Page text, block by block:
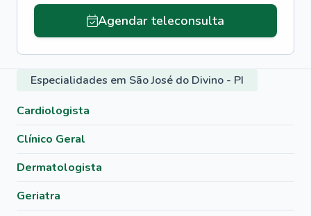
Agendar teleconsulta
Especialidades em São José do Divino - PI
Cardiologista
Clínico Geral
Dermatologista
Geriatra